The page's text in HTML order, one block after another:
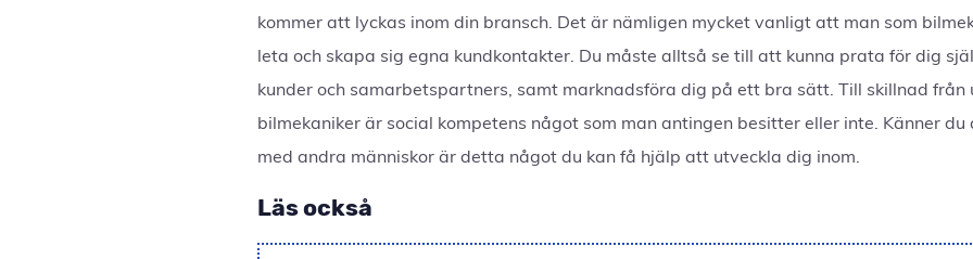
kommer att lyckas inom din bransch. Det är nämligen mycket vanligt att man som
leta och skapa sig egna kundkontakter. Du måste alltså se till att kunna prata för dig
kunder och samarbetspartners, samt marknadsföra dig på ett bra sätt. Till skillnad från
bilmekaniker är social kompetens något som man antingen besitter eller inte. Känner
med andra människor är detta något du kan få hjälp att utveckla dig inom.
Läs också